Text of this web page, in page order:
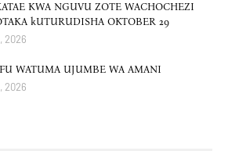
KWA NGUVU ZOTE WACHOCHEZI
kUTURUDISHA OKTOBER 29
2026
WATUMA UJUMBE WA AMANI
2026